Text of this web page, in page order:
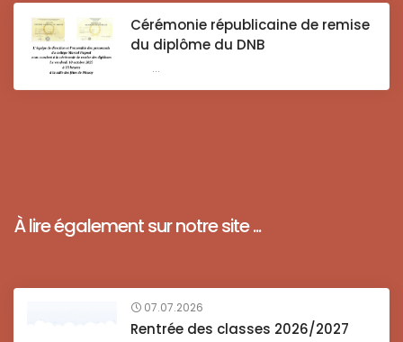
Cérémonie républicaine de remise
du diplôme du DNB
...
À lire également sur notre site ...
07.07.2026
Rentrée des classes 2026/2027